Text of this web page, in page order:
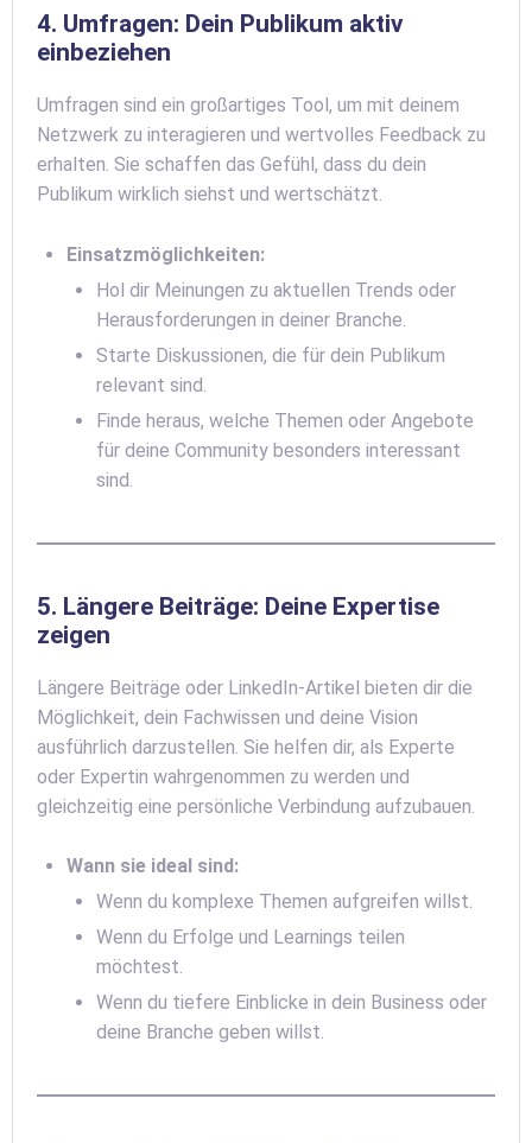
4. Umfragen: Dein Publikum aktiv
einbeziehen
Umfragen sind ein großartiges Tool, um mit deinem
Netzwerk zu interagieren und wertvolles Feedback zu
erhalten. Sie schaffen das Gefühl, dass du dein
Publikum wirklich siehst und wertschätzt.
Einsatzmöglichkeiten:
Hol dir Meinungen zu aktuellen Trends oder
Herausforderungen in deiner Branche.
Starte Diskussionen, die für dein Publikum
relevant sind.
Finde heraus, welche Themen oder Angebote
für deine Community besonders interessant
sind.
5. Längere Beiträge: Deine Expertise
zeigen
Längere Beiträge oder LinkedIn-Artikel bieten dir die
Möglichkeit, dein Fachwissen und deine Vision
ausführlich darzustellen. Sie helfen dir, als Experte
oder Expertin wahrgenommen zu werden und
gleichzeitig eine persönliche Verbindung aufzubauen.
Wann sie ideal sind:
Wenn du komplexe Themen aufgreifen willst.
Wenn du Erfolge und Learnings teilen
möchtest.
Wenn du tiefere Einblicke in dein Business oder
deine Branche geben willst.